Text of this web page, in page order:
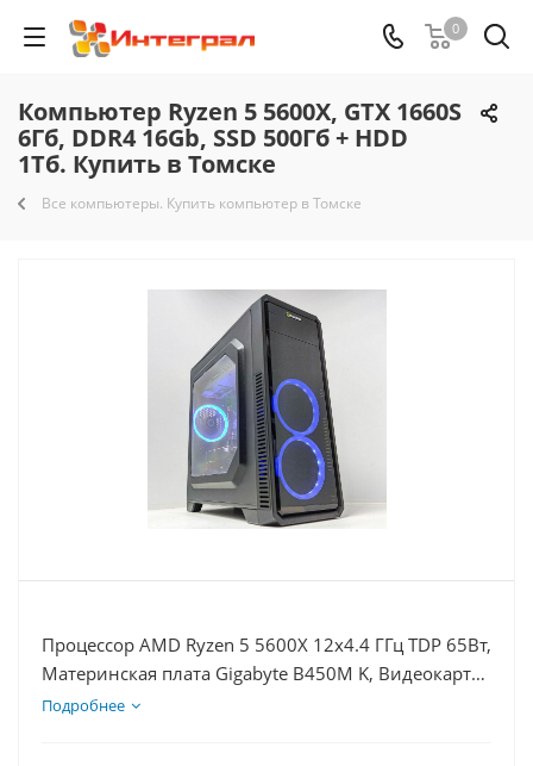
0
Компьютер Ryzen 5 5600X, GTX 1660S
6Гб, DDR4 16Gb, SSD 500Гб + HDD
1Тб. Купить в Томске
Все компьютеры. Купить компьютер в Томске
Процессор AMD Ryzen 5 5600X 12x4.4 ГГц TDP 65Вт,
Материнская плата Gigabyte B450M K, Видеокарта
GTX 1660S 6Гб, Память DDR4 16Gb, Диски
Подробнее